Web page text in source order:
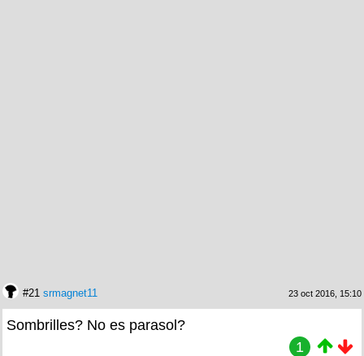
#21 srmagnet11 23 oct 2016, 15:10
Sombrilles? No es parasol?
1